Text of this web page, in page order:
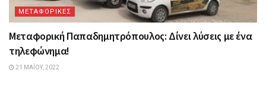
ΜΕΤΑΦΟΡΙΚΕΣ
Mεταφορική Παπαδημητρόπουλος: Δίνει λύσεις με ένα
τηλεφώνημα!
21 ΜΑΪ́ΟΥ, 2022